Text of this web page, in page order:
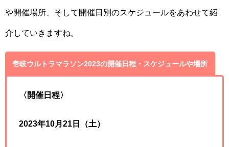
や開催場所、そして開催日別のスケジュールをあわせて紹
介していきますね。
壱岐ウルトラマラソン2023の開催日程・スケジュールや場所
〈開催日程〉
2023年10月21日（土）